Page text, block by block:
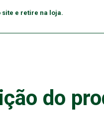
site e retire na loja.
do